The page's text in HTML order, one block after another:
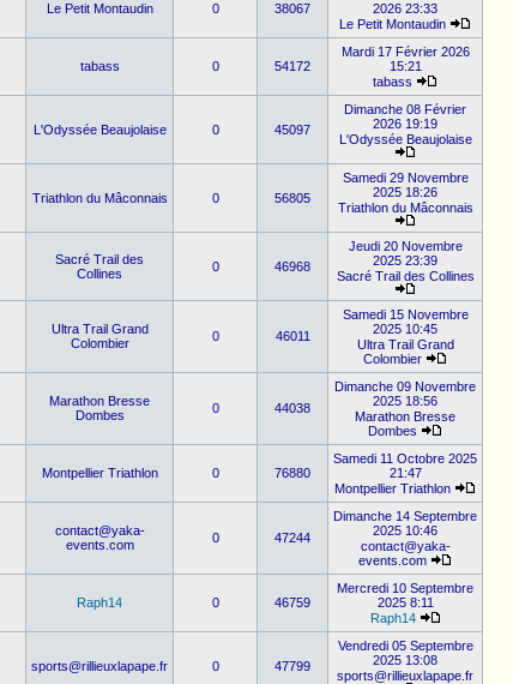
Le Petit Montaudin 0 38067
2026 23:33
Le Petit Montaudin
tabass 0 54172
Mardi 17 Février 2026
15:21
tabass
L'Odyssée Beaujolaise 0 45097
Dimanche 08 Février
2026 19:19
L'Odyssée Beaujolaise
Triathlon du Mâconnais 0 56805
Samedi 29 Novembre
2025 18:26
Triathlon du Mâconnais
Sacré Trail des
Collines
0 46968
Jeudi 20 Novembre
2025 23:39
Sacré Trail des Collines
Ultra Trail Grand
Colombier
0 46011
Samedi 15 Novembre
2025 10:45
Ultra Trail Grand
Colombier
Marathon Bresse
Dombes
0 44038
Dimanche 09 Novembre
2025 18:56
Marathon Bresse
Dombes
Montpellier Triathlon 0 76880
Samedi 11 Octobre 2025
21:47
Montpellier Triathlon
contact@yaka-
events.com
0 47244
Dimanche 14 Septembre
2025 10:46
contact@yaka-
events.com
Raph14 0 46759
Mercredi 10 Septembre
2025 8:11
Raph14
sports@rillieuxlapape.fr 0 47799
Vendredi 05 Septembre
2025 13:08
sports@rillieuxlapape.fr